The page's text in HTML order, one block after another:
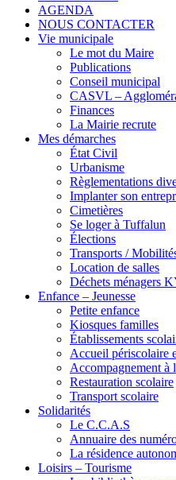
AGENDA
NOUS CONTACTER
Vie municipale
Le mot du Maire
Publications
Conseil municipal
CASVL –
Finances
La Mairie recrute
Mes démarches
État Civil
Urbanisme
Règlementations
Implanter son
Cimetières
Se loger à Tuffalun
Élections
Transports /
Location de salles
Déchets ménagers
Enfance – Jeunesse
Petite enfance
Kiosques familles
Établissements
Accueil périscolaire
Accompagnement à
Restauration scolaire
Transport scolaire
Solidarités
Le C.C.A.S
Annuaire des
La résidence
Loisirs – Tourisme